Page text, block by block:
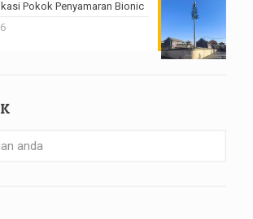
Pokok Penyamaran Bionic